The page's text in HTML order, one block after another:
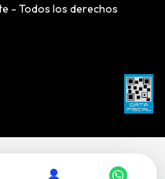
- Todos los derechos